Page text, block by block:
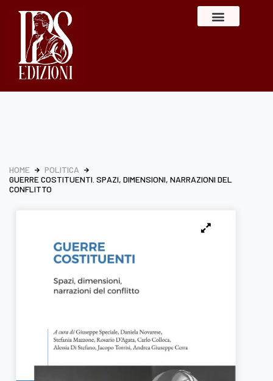
HOME
POLITICA
GUERRE COSTITUENTI. SPAZI, DIMENSIONI, NARRAZIONI DEL
CONFLITTO